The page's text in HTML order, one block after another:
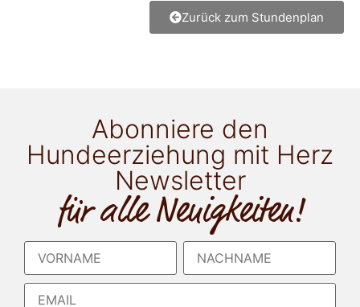
Zurück zum Stundenplan
Abonniere den
Hundeerziehung mit Herz
Newsletter
für alle Neuigkeiten!